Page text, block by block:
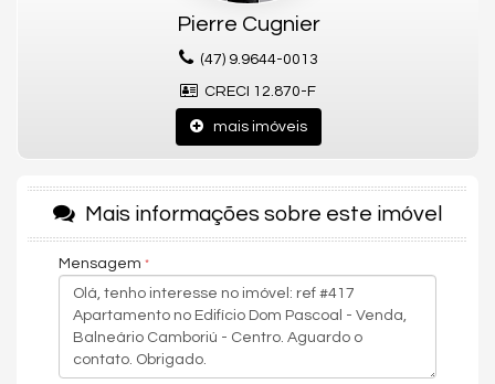
E ainda está a **poucos metros da orla**, permitindo que você
aproveite o melhor do litoral com facilidade. Seu acesso rápido
às principais vias também garante mobilidade e conveniência.
### 🌟 **COMODIDADES DO EMPREENDIMENTO**
Pascoal conta com:
* **Salão de festas**, perfeito para celebrações e encontros
* **Hall de entrada decorado e mobiliado**, proporcionando
uma recepção elegante
* **Elevador**, trazendo praticidade ao dia a dia
* **Piscina**, ideal para momentos de relaxamento e lazer
Pierre Cugnier
(47) 9.9644-0013
CRECI 12.870-F
mais imóveis
Mais informações sobre este imóvel
Mensagem